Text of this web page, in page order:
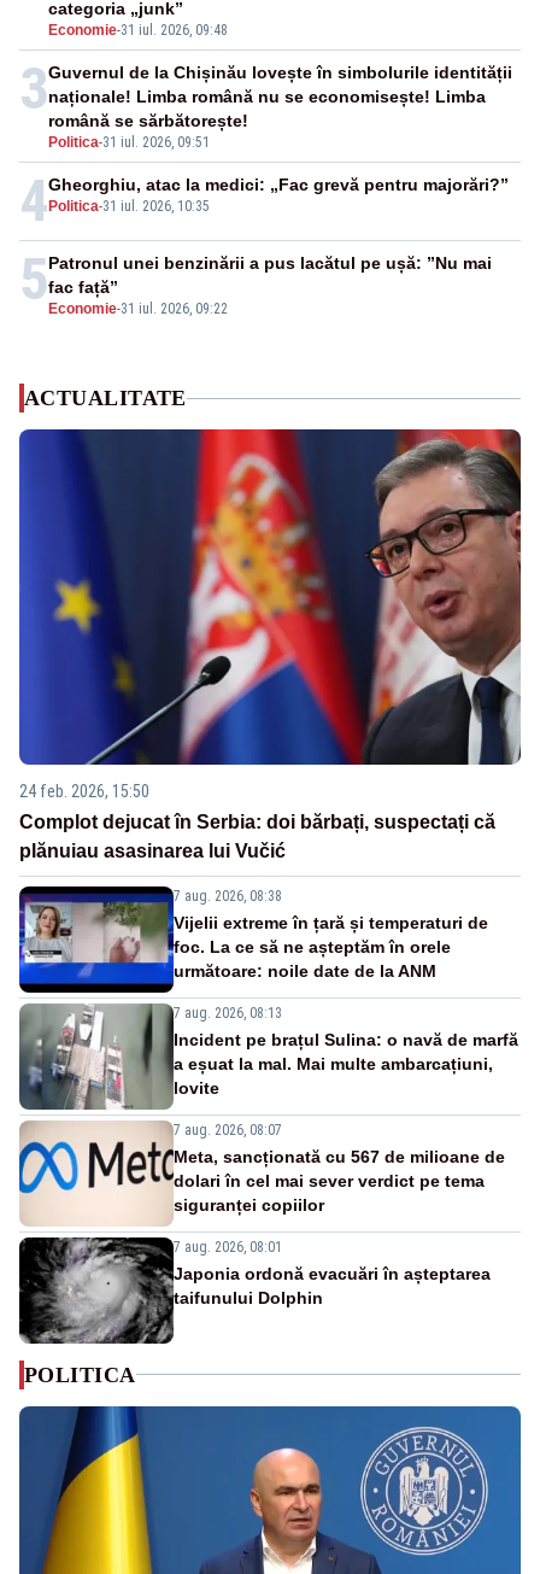
Economie-31 iul. 2026, 09:48
categoria „junk”
3
Politica-31 iul. 2026, 09:51
Guvernul de la Chișinău lovește în simbolurile identității
naționale! Limba română nu se economisește! Limba
română se sărbătorește!
4 Politica-31 iul. 2026, 10:35
Gheorghiu, atac la medici: „Fac grevă pentru majorări?”
5 Economie-31 iul. 2026, 09:22
Patronul unei benzinării a pus lacătul pe ușă: ”Nu mai
fac față”
ACTUALITATE
24 feb. 2026, 15:50
Complot dejucat în Serbia: doi bărbați, suspectați că
plănuiau asasinarea lui Vučić
7 aug. 2026, 08:38
Vijelii extreme în țară și temperaturi de
foc. La ce să ne așteptăm în orele
următoare: noile date de la ANM
7 aug. 2026, 08:13
Incident pe brațul Sulina: o navă de marfă
a eșuat la mal. Mai multe ambarcațiuni,
lovite
7 aug. 2026, 08:07
Meta, sancționată cu 567 de milioane de
dolari în cel mai sever verdict pe tema
siguranței copiilor
7 aug. 2026, 08:01
Japonia ordonă evacuări în așteptarea
taifunului Dolphin
POLITICA